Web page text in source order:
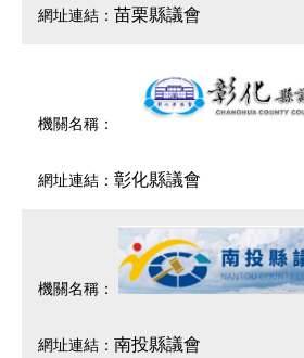
苗栗縣議會
彰化縣議會
南投縣議會